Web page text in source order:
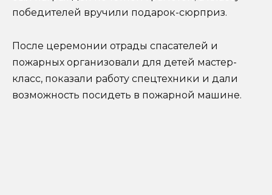
победителей вручили подарок-сюрприз.
После церемонии отрады спасателей и
пожарных организовали для детей мастер-
класс, показали работу спецтехники и дали
возможность посидеть в пожарной машине.